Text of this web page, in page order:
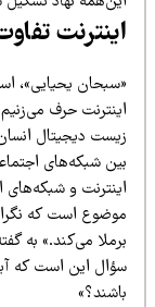
یحیایی»، استاد
حرف می‌زنیم از
دیجیتال انسان
شبکه‌های اجتماعی و
و شبکه‌های
است که نگرانی به
می‌کند.» به گفته
این است که آیا